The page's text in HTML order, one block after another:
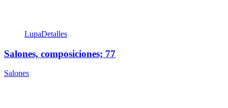
LupaDetalles
Salones, composiciones; 77
Salones